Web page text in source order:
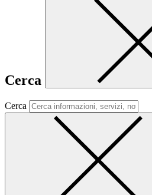
Cerca
Cerca